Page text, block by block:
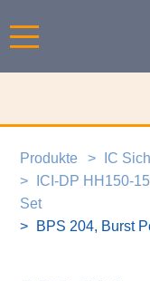
Produkte IC
ICI-DP HH150-
Set
BPS 204, Burst